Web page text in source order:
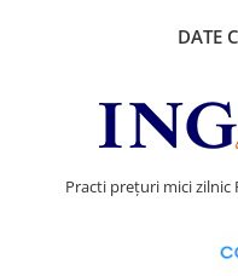
DATE
Practi prețuri mici zilnic